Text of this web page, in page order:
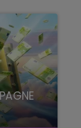
à 8H10